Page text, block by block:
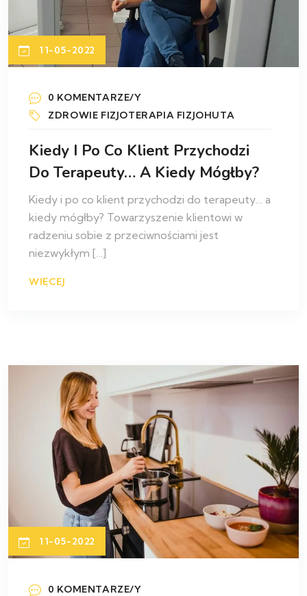
11-05-2022
0 KOMENTARZE/Y
ZDROWIE FIZJOTERAPIA FIZJOHUTA
Kiedy I Po Co Klient Przychodzi
Do Terapeuty… A Kiedy Mógłby?
Kiedy i po co klient przychodzi do terapeuty… a
kiedy mógłby? Towarzyszenie klientowi w
radzeniu sobie z przeciwnościami jest
niezwykłym […]
WIĘCEJ
11-05-2022
0 KOMENTARZE/Y